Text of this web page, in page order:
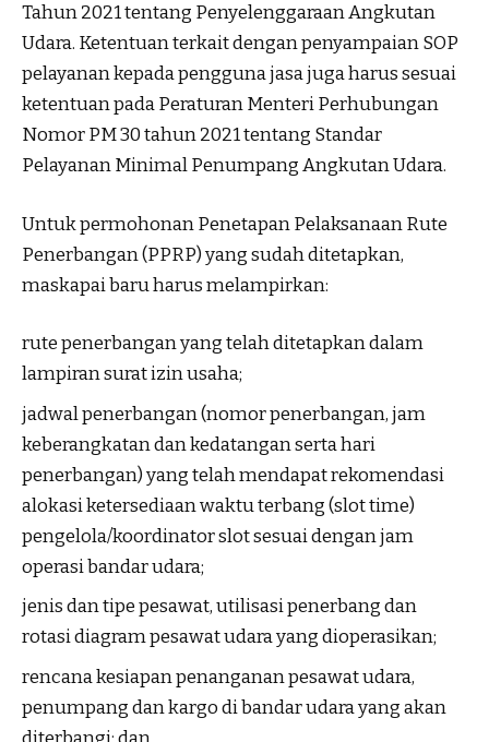
Tahun 2021 tentang Penyelenggaraan Angkutan
Udara. Ketentuan terkait dengan penyampaian SOP
pelayanan kepada pengguna jasa juga harus sesuai
ketentuan pada Peraturan Menteri Perhubungan
Nomor PM 30 tahun 2021 tentang Standar
Pelayanan Minimal Penumpang Angkutan Udara.
Untuk permohonan Penetapan Pelaksanaan Rute
Penerbangan (PPRP) yang sudah ditetapkan,
maskapai baru harus melampirkan:
rute penerbangan yang telah ditetapkan dalam
lampiran surat izin usaha;
jadwal penerbangan (nomor penerbangan, jam
keberangkatan dan kedatangan serta hari
penerbangan) yang telah mendapat rekomendasi
alokasi ketersediaan waktu terbang (slot time)
pengelola/koordinator slot sesuai dengan jam
operasi bandar udara;
jenis dan tipe pesawat, utilisasi penerbang dan
rotasi diagram pesawat udara yang dioperasikan;
rencana kesiapan penanganan pesawat udara,
penumpang dan kargo di bandar udara yang akan